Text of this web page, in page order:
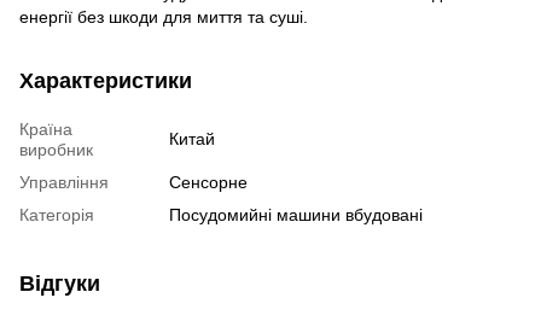
енергії без шкоди для миття та суші.
Характеристики
Країна
виробник
Китай
Управління
Сенсорне
Категорія
Посудомийні машини вбудовані
Відгуки